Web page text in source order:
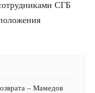
СГБ
– Мамедов